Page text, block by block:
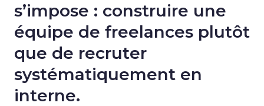
s’impose : construire une
équipe de freelances plutôt
que de recruter
systématiquement en
interne.